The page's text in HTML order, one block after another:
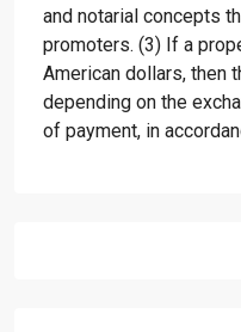
and notarial concepts
promoters. (3) If a
American dollars, then
depending on the
of payment, in